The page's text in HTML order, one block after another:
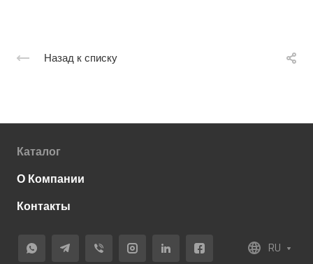
Назад к списку
Каталог
О Компании
Контакты
RU